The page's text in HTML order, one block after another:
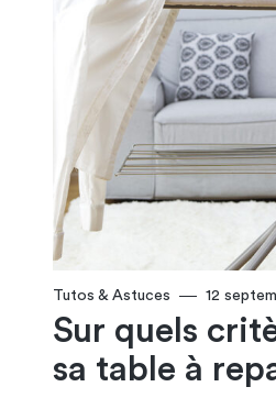
Tutos & Astuces 12
Sur quels
sa table à